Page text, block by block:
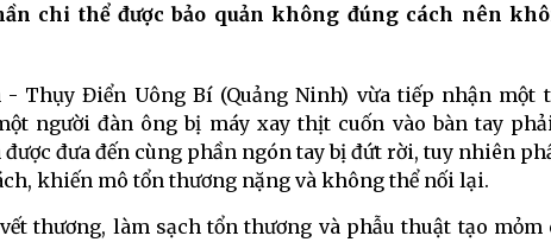
chi thể được bảo quản không đúng cách nên
- Thụy Điển Uông Bí (Quảng Ninh) vừa tiếp nhận một
người đàn ông bị máy xay thịt cuốn vào bàn tay
đưa đến cùng phần ngón tay bị đứt rời, tuy nhiên
khiến mô tổn thương nặng và không thể nối lại.
thương, làm sạch tổn thương và phẫu thuật tạo mỏm